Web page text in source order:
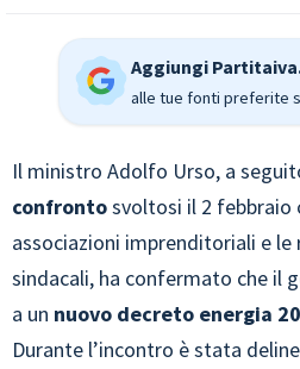
Aggiungi
alle tue fonti preferite
Il ministro Adolfo Urso, a
confrontosvoltosi il 2 febbraio
associazioni imprenditoriali e le
sindacali, ha confermato che il
a un nuovo decreto energia
Durante l’incontro è stata